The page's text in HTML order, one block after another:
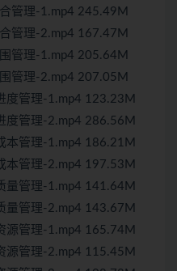
管理-1.mp4 245.49M
管理-2.mp4 167.47M
管理-1.mp4 205.64M
管理-2.mp4 207.05M
度管理-1.mp4 123.23M
度管理-2.mp4 286.56M
本管理-1.mp4 186.21M
本管理-2.mp4 197.53M
量管理-1.mp4 141.64M
量管理-2.mp4 143.67M
源管理-1.mp4 165.74M
源管理-2.mp4 115.45M